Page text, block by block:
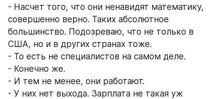
- Насчет того, что они ненавидят математику,
совершенно верно. Таких абсолютное
большинство. Подозреваю, что не только в
США, но и в других странах тоже.
- То есть не специалистов на самом деле.
- Конечно же.
- И тем не менее, они работают.
- У них нет выхода. Зарплата не такая уж